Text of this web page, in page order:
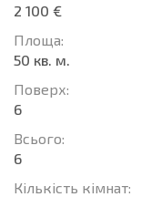
2 100 €
Площа:
50 кв. м.
Поверх:
6
Всього:
6
Кількість кімнат: